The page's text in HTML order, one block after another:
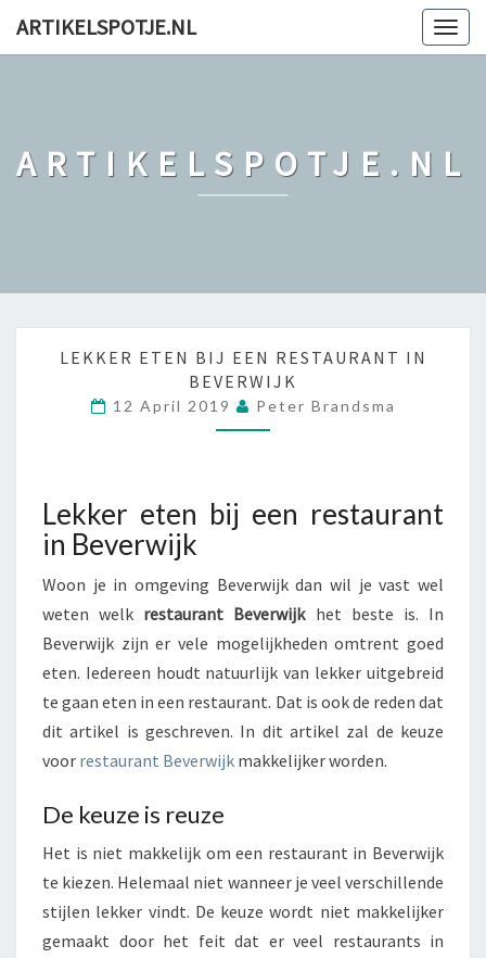
ARTIKELSPOTJE.NL
ARTIKELSPOTJE.NL
L
T
E
B
I
J
E
N
R
E
T
U
R
A
LEKKER ETEN BIJ EEN RESTAURANT IN
BEVERWIJK
12 April 2019 Peter Brandsma
Lekker eten bij een restaurant
in Beverwijk
Woon je in omgeving Beverwijk dan wil je vast wel
weten welk restaurant Beverwijkhet beste is. In
Beverwijk zijn er vele mogelijkheden omtrent goed
eten. Iedereen houdt natuurlijk van lekker uitgebreid
te gaan eten in een restaurant. Dat is ook de reden dat
dit artikel is geschreven. In dit artikel zal de keuze
voor restaurant Beverwijk makkelijker worden.
De keuze is reuze
Het is niet makkelijk om een restaurant in Beverwijk
te kiezen. Helemaal niet wanneer je veel verschillende
stijlen lekker vindt. De keuze wordt niet makkelijker
gemaakt door het feit dat er veel restaurants in